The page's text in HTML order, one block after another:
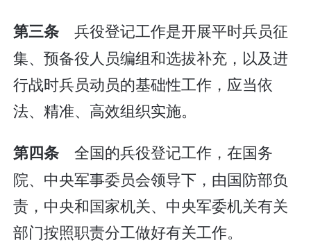
第三条兵役登记工作是开展平时兵员征
集、预备役人员编组和选拔补充，以及进
行战时兵员动员的基础性工作，应当依
法、精准、高效组织实施。
第四条全国的兵役登记工作，在国务
院、中央军事委员会领导下，由国防部负
责，中央和国家机关、中央军委机关有关
部门按照职责分工做好有关工作。